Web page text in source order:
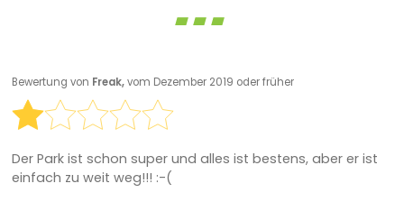
Bewertung von Freak,vom Dezember 2019 oder früher
Der Park ist schon super und alles ist bestens, aber er ist
einfach zu weit weg!!! :-(